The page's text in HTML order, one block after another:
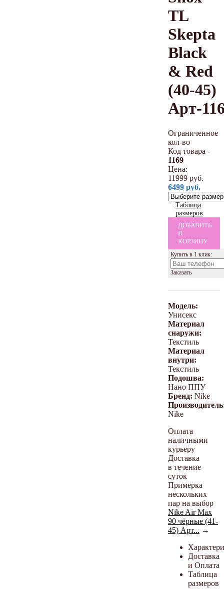
TL
Skepta
Black
& Red
(40-45)
Арт-
Ограниченное
кол-во
Код товара -
1169
Цена:
11999 руб.
6499 руб.
Таблица
размеров
ДОБАВИТЬ
В
КОРЗИНУ
Купить в 1 клик:
Заказать
Модель:
Унисекс
Материал
снаружи:
Текстиль
Материал
внутри:
Текстиль
Подошва:
Нано ППУ
Бренд: Nike
Nike
Оплата
наличными
курьеру
Доставка
в течение
суток
Примерка
нескольких
пар на выбор
Nike Air Max
90 чёрные (41-
45) Арт... →
Доставка
и Оплата
Таблица
размеров